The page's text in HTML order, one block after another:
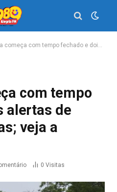
com tempo fechado e dois alertas de chuvas intensas; veja a previsão
com tempo
alertas de
veja a
0 Visitas